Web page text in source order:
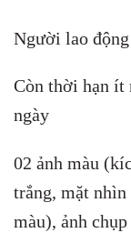
Người lao
Còn thời hạn ít
ngày
02 ảnh màu
trắng, mặt nhìn
màu), ảnh